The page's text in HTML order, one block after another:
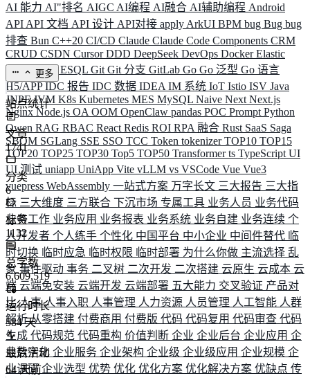
AI 能力 AI"排名 AIGC AI编程 AI融合 AI辅助编程 Android
API API 文档 API 设计 API对接 apply ArkUI BPM bug Bug bug
排查 Bun C++20 CI/CD Claude Claude Code Components CRM
CRUD CSDN CursorDDD DeepSeek DevOps DockerElastic
ELK ElysiaESQL Git Git 分支 GitLab Go Go 泛型 Go 语言
H5/APPIDC 报告 IDC 数据 IDEA IM 系统 IoT Istio ISV Java
JNPFJVM K8s Kubernetes MES MySQL Naive Next Next.js
NginxNode.js OA OOM OpenClaw pandas POC Prompt Python
Qwen RAG RBAC React Redis ROI RPA 融合 Rust SaaS Saga
SBOM SGLang SSE SSO TCC Token tokenizerTOP10 TOP15
TOP20 TOP25 TOP30 Top5 TOP50 Transformerts TypeScript UI
UI 测试 uniapp UniApp Vite vLLM vs VSCode Vue Vue3
vuepress WebAssembly 一站式方案 万字长文 三大报告 三大指
标 三大维度 三方联合 下沉市场 专属工具 业务人员 业务代码
业务工作 业务应用 业务报表 业务系统 业务自建 业务连续 个
人开发者 个人练手 个性化 中国平台 中小企业 中间件替代 临
时切换 临时应急 临时权限 临时部署 为什么你做 主流选择 乱
象 事件驱动 事务 二叉树 二次开发 二次搭建 云原生 云成本 云
端 云端免安装 云端开发 云端部署 五大能力 交叉验证 产品对
比人事人事入职 人事管理 人力资源 人员管理 人工智能 人群
解析从零搭建 付费商用 付费版 代码 代码复用 代码审查 代码
生成 代码规范 代码重构 价值判断 企业 企业后台 企业应用 企
业数字化 企业服务 企业架构 企业级 企业级应用 企业规模 企
业调研企业选型 优势 优化 优化方案 优化解决方案 优缺点 传
更多
站点统计
文章
1741
分类
6
标签
1132
总字数
6,609,519
运行时长
584 天
最后活动
64 天前